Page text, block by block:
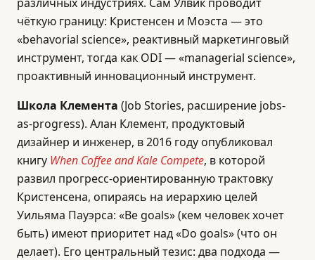
чёткую границу: Кристенсен и Моэста — это
«behavorial science», реактивный маркетинговый
инструмент, тогда как ODI — «managerial science»,
проактивный инновационный инструмент.
Школа Клемента (Job Stories, расширение jobs-
as-progress). Алан Клемент, продуктовый
дизайнер и инженер, в 2016 году опубликовал
книгу When Coffee and Kale Compete, в которой
развил прогресс-ориентированную трактовку
Кристенсена, опираясь на иерархию целей
Уильяма Пауэрса: «Be goals» (кем человек хочет
быть) имеют приоритет над «Do goals» (что он
делает). Его центральный тезис: два подхода —